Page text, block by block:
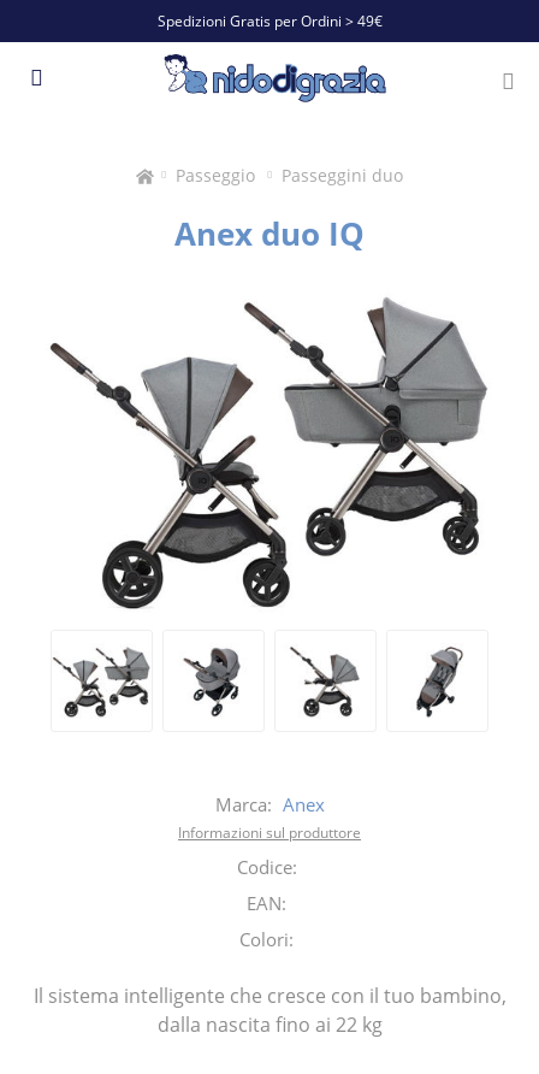
Spedizioni Gratis per Ordini > 49€
Passeggio Passeggini duo
Anex duo IQ
Marca: Anex
Informazioni sul produttore
Codice:
EAN:
Colori:
Il sistema intelligente che cresce con il tuo bambino,
dalla nascita fino ai 22 kg